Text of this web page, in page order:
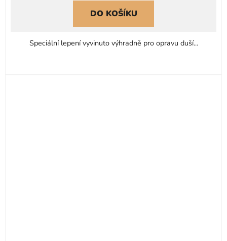
DO KOŠÍKU
Speciální lepení vyvinuto výhradně pro opravu duší...